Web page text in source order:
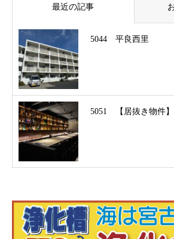
最近の記事
5044 平良西里
5051 【居抜き物件】